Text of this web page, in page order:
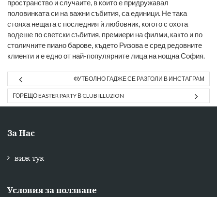
пространство и случаите, в които е придружавал
половинката си на важни събития, са единици. Не така
стояха нещата с последния ѝ любовник, когото с охота
водеше по светски събития, премиери на филми, както и по
столичните пиано барове, където Ризова е сред редовните
клиенти и е едно от най-популярните лица на нощна София.
ФУТБОЛНО ГАДЖЕ СЕ РАЗГОЛИ В ИНСТАГРАМ
ГОРЕЩО EASTER PARTY В CLUB ILLUZION
За Нас
виж тук
Условия за ползване